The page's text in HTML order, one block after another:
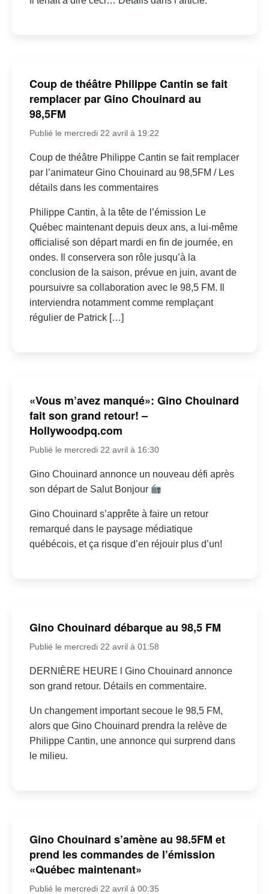
Coup de théâtre Philippe Cantin se fait
remplacer par Gino Chouinard au
98,5FM
Publié le mercredi 22 avril à 19:22
Coup de théâtre Philippe Cantin se fait remplacer
par l’animateur Gino Chouinard au 98,5FM / Les
détails dans les commentaires
Philippe Cantin, à la tête de l’émission Le
Québec maintenant depuis deux ans, a lui-même
officialisé son départ mardi en fin de journée, en
ondes. Il conservera son rôle jusqu’à la
conclusion de la saison, prévue en juin, avant de
poursuivre sa collaboration avec le 98,5 FM. Il
interviendra notamment comme remplaçant
régulier de Patrick […]
«Vous m’avez manqué»: Gino Chouinard
fait son grand retour! –
Hollywoodpq.com
Publié le mercredi 22 avril à 16:30
Gino Chouinard annonce un nouveau défi après
son départ de Salut Bonjour
Gino Chouinard s’apprête à faire un retour
remarqué dans le paysage médiatique
québécois, et ça risque d’en réjouir plus d’un!
Gino Chouinard débarque au 98,5 FM
Publié le mercredi 22 avril à 01:58
DERNIÈRE HEURE l Gino Chouinard annonce
son grand retour. Détails en commentaire.
Un changement important secoue le 98,5 FM,
alors que Gino Chouinard prendra la relève de
Philippe Cantin, une annonce qui surprend dans
le milieu.
Gino Chouinard s’amène au 98.5FM et
prend les commandes de l’émission
«Québec maintenant»
Publié le mercredi 22 avril à 00:35